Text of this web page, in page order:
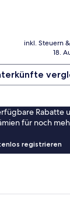
inkl. Steuern
18.
Rabatte
für noch
registrieren